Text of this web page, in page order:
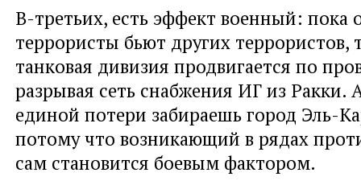
В-третьих, есть эффект военный: пока
террористы бьют других террористов,
танковая дивизия продвигается по
разрывая сеть снабжения ИГ из Ракки.
единой потери забираешь город Эль-
потому что возникающий в рядах
сам становится боевым фактором.